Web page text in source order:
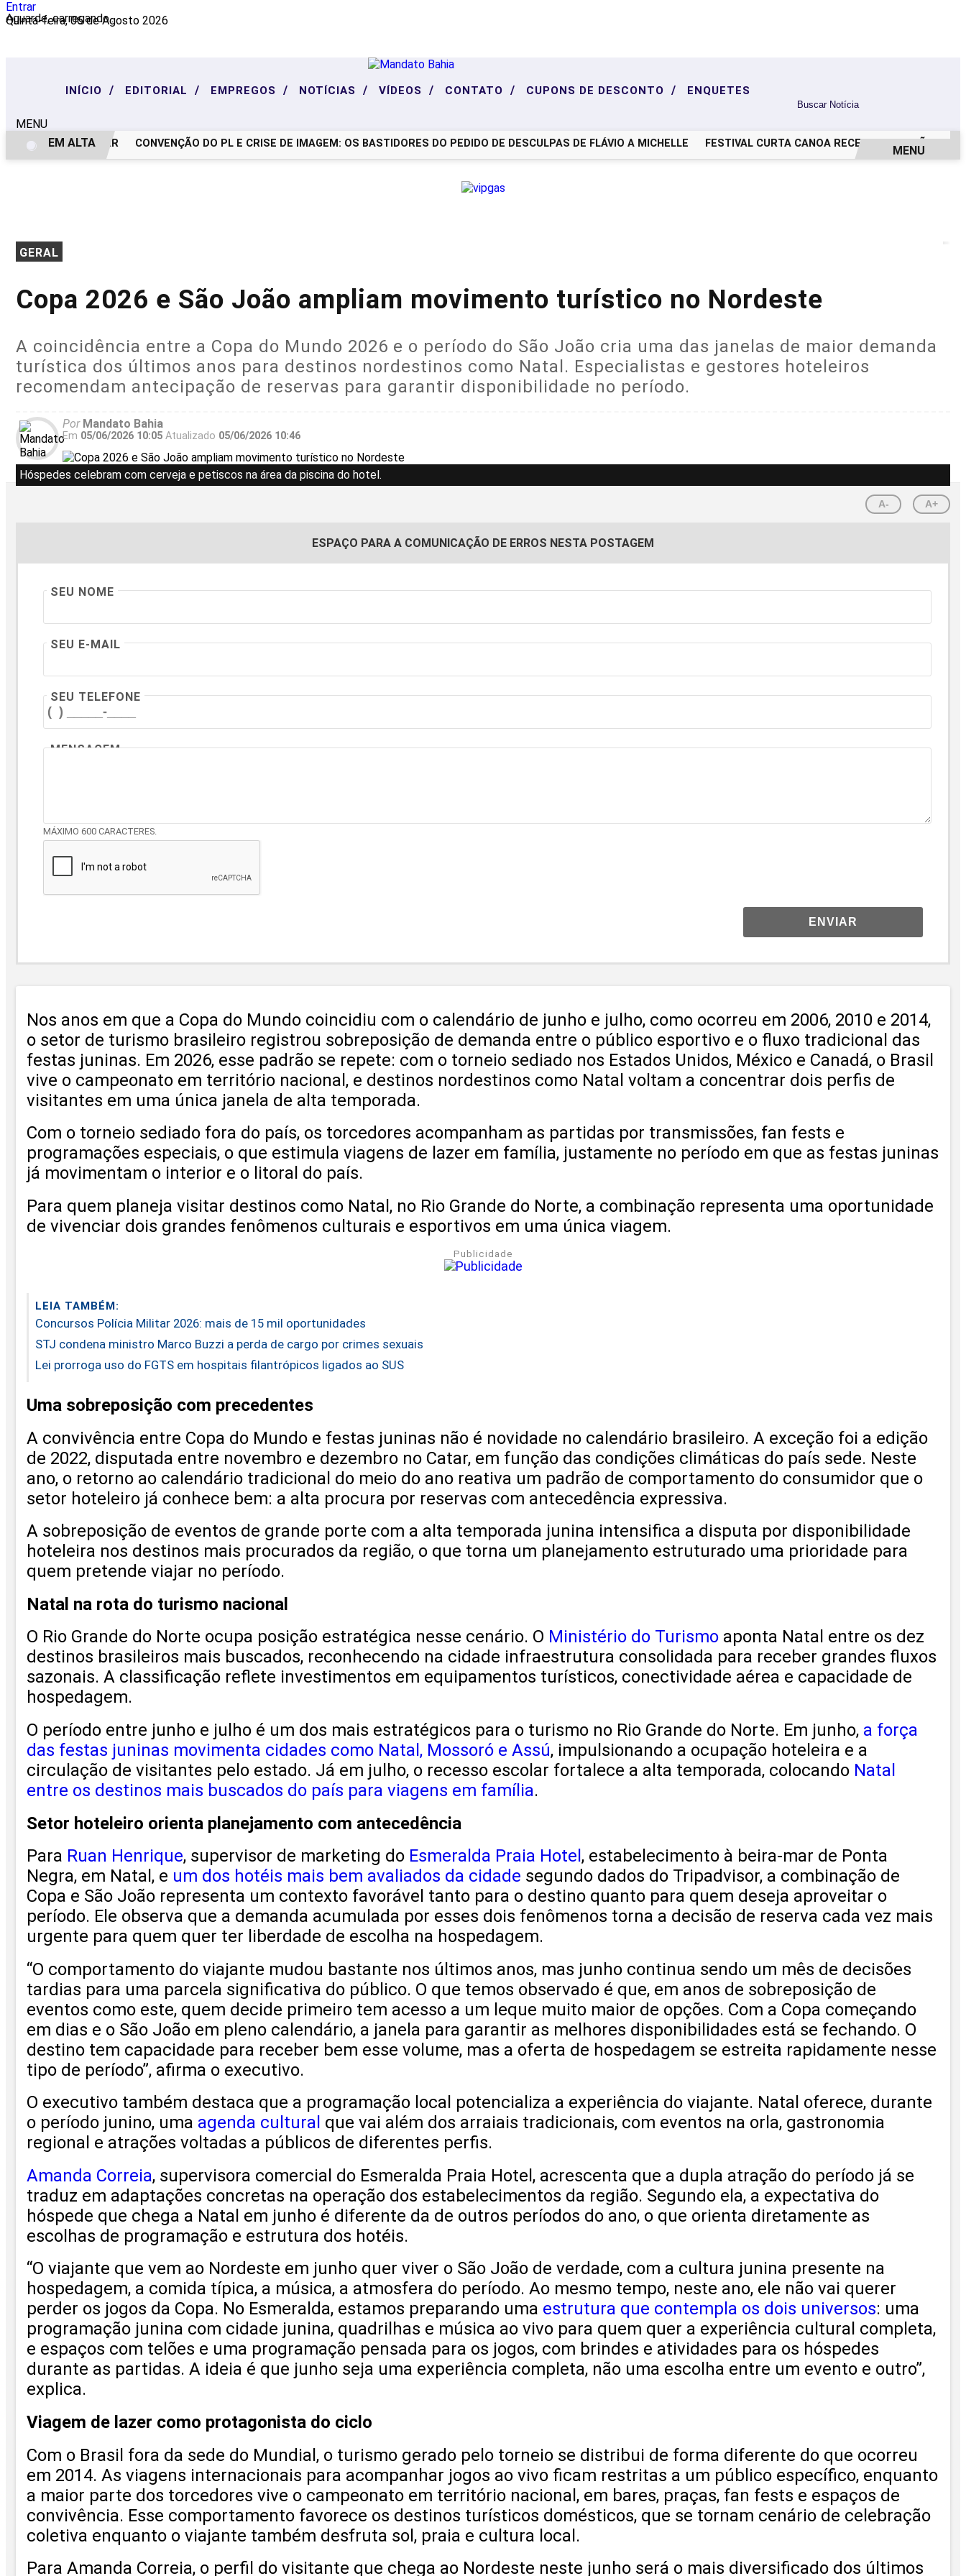
Aguarde, carregando...
Entrar
Quinta-feira, 06 de Agosto 2026
INÍCIO / EDITORIAL / EMPREGOS / NOTÍCIAS / VÍDEOS / CONTATO / CUPONS DE DESCONTO / ENQUETES
MENU
NOTA DE PESAR CONVENÇÃO DO PL E CRISE DE IMAGEM: OS BASTIDORES DO PEDIDO DE DESCULPAS DE FLÁVIO A MICHELLE FESTIVAL CURTA CANOA RECEBE INSCRIÇÕES PARA
EM ALTA
MENU
GERAL
Copa 2026 e São João ampliam movimento turístico no Nordeste
A coincidência entre a Copa do Mundo 2026 e o período do São João cria uma das janelas de maior demanda
turística dos últimos anos para destinos nordestinos como Natal. Especialistas e gestores hoteleiros
recomendam antecipação de reservas para garantir disponibilidade no período.
PorMandato Bahia
Em 05/06/2026 10:05 Atualizado 05/06/2026 10:46
Hóspedes celebram com cerveja e petiscos na área da piscina do hotel.
A- A+
ESPAÇO PARA A COMUNICAÇÃO DE ERROS NESTA POSTAGEM
SEU NOME
SEU E-MAIL
SEU TELEFONE
MENSAGEM
MÁXIMO 600 CARACTERES.
ENVIAR
Nos anos em que a Copa do Mundo coincidiu com o calendário de junho e julho, como ocorreu em 2006, 2010 e 2014,
o setor de turismo brasileiro registrou sobreposição de demanda entre o público esportivo e o fluxo tradicional das
festas juninas. Em 2026, esse padrão se repete: com o torneio sediado nos Estados Unidos, México e Canadá, o Brasil
vive o campeonato em território nacional, e destinos nordestinos como Natal voltam a concentrar dois perfis de
visitantes em uma única janela de alta temporada.
Com o torneio sediado fora do país, os torcedores acompanham as partidas por transmissões, fan fests e
programações especiais, o que estimula viagens de lazer em família, justamente no período em que as festas juninas
já movimentam o interior e o litoral do país.
Para quem planeja visitar destinos como Natal, no Rio Grande do Norte, a combinação representa uma oportunidade
de vivenciar dois grandes fenômenos culturais e esportivos em uma única viagem.
Publicidade
LEIA TAMBÉM:
Concursos Polícia Militar 2026: mais de 15 mil oportunidades
STJ condena ministro Marco Buzzi a perda de cargo por crimes sexuais
Lei prorroga uso do FGTS em hospitais filantrópicos ligados ao SUS
Uma sobreposição com precedentes
A convivência entre Copa do Mundo e festas juninas não é novidade no calendário brasileiro. A exceção foi a edição
de 2022, disputada entre novembro e dezembro no Catar, em função das condições climáticas do país sede. Neste
ano, o retorno ao calendário tradicional do meio do ano reativa um padrão de comportamento do consumidor que o
setor hoteleiro já conhece bem: a alta procura por reservas com antecedência expressiva.
A sobreposição de eventos de grande porte com a alta temporada junina intensifica a disputa por disponibilidade
hoteleira nos destinos mais procurados da região, o que torna um planejamento estruturado uma prioridade para
quem pretende viajar no período.
Natal na rota do turismo nacional
O Rio Grande do Norte ocupa posição estratégica nesse cenário. O Ministério do Turismo aponta Natal entre os dez
destinos brasileiros mais buscados, reconhecendo na cidade infraestrutura consolidada para receber grandes fluxos
sazonais. A classificação reflete investimentos em equipamentos turísticos, conectividade aérea e capacidade de
hospedagem.
O período entre junho e julho é um dos mais estratégicos para o turismo no Rio Grande do Norte. Em junho, a força
das festas juninas movimenta cidades como Natal, Mossoró e Assú, impulsionando a ocupação hoteleira e a
circulação de visitantes pelo estado. Já em julho, o recesso escolar fortalece a alta temporada, colocando Natal
entre os destinos mais buscados do país para viagens em família.
Setor hoteleiro orienta planejamento com antecedência
Para Ruan Henrique, supervisor de marketing do Esmeralda Praia Hotel , estabelecimento à beira-mar de Ponta
Negra, em Natal, e um dos hotéis mais bem avaliados da cidade segundo dados do Tripadvisor, a combinação de
Copa e São João representa um contexto favorável tanto para o destino quanto para quem deseja aproveitar o
período. Ele observa que a demanda acumulada por esses dois fenômenos torna a decisão de reserva cada vez mais
urgente para quem quer ter liberdade de escolha na hospedagem.
“O comportamento do viajante mudou bastante nos últimos anos, mas junho continua sendo um mês de decisões
tardias para uma parcela significativa do público. O que temos observado é que, em anos de sobreposição de
eventos como este, quem decide primeiro tem acesso a um leque muito maior de opções. Com a Copa começando
em dias e o São João em pleno calendário, a janela para garantir as melhores disponibilidades está se fechando. O
destino tem capacidade para receber bem esse volume, mas a oferta de hospedagem se estreita rapidamente nesse
tipo de período”, afirma o executivo.
O executivo também destaca que a programação local potencializa a experiência do viajante. Natal oferece, durante
o período junino, uma agenda cultural que vai além dos arraiais tradicionais, com eventos na orla, gastronomia
regional e atrações voltadas a públicos de diferentes perfis.
Amanda Correia, supervisora comercial do Esmeralda Praia Hotel, acrescenta que a dupla atração do período já se
traduz em adaptações concretas na operação dos estabelecimentos da região. Segundo ela, a expectativa do
hóspede que chega a Natal em junho é diferente da de outros períodos do ano, o que orienta diretamente as
escolhas de programação e estrutura dos hotéis.
“O viajante que vem ao Nordeste em junho quer viver o São João de verdade, com a cultura junina presente na
hospedagem, a comida típica, a música, a atmosfera do período. Ao mesmo tempo, neste ano, ele não vai querer
perder os jogos da Copa. No Esmeralda, estamos preparando uma estrutura que contempla os dois universos: uma
programação junina com cidade junina, quadrilhas e música ao vivo para quem quer a experiência cultural completa,
e espaços com telões e uma programação pensada para os jogos, com brindes e atividades para os hóspedes
durante as partidas. A ideia é que junho seja uma experiência completa, não uma escolha entre um evento e outro”,
explica.
Viagem de lazer como protagonista do ciclo
Com o Brasil fora da sede do Mundial, o turismo gerado pelo torneio se distribui de forma diferente do que ocorreu
em 2014. As viagens internacionais para acompanhar jogos ao vivo ficam restritas a um público específico, enquanto
a maior parte dos torcedores vive o campeonato em território nacional, em bares, praças, fan fests e espaços de
convivência. Esse comportamento favorece os destinos turísticos domésticos, que se tornam cenário de celebração
coletiva enquanto o viajante também desfruta sol, praia e cultura local.
Para Amanda Correia, o perfil do visitante que chega ao Nordeste neste junho será o mais diversificado dos últimos